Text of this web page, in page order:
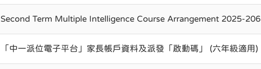
Second Term Multiple Intelligence Course Arrangement 2025-206
「中一派位電子平台」家長帳戶資料及派發「啟動碼」 (六年級適用)